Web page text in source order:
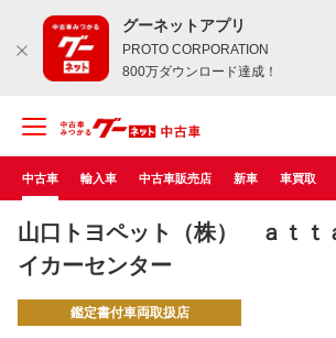
グーネットアプリ
PROTO CORPORATION
800万ダウンロード達成！
中古車 輸入車 中古車販売店 新車 車買取
山口トヨペット（株） ａｔｔ
イカーセンター
鑑定書付車両取扱店